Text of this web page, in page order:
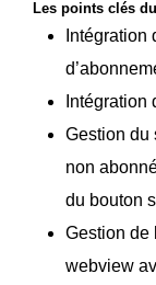
Les points clés
Intégration
Intégration
Gestion du
non
du bouton
Gestion de
webview